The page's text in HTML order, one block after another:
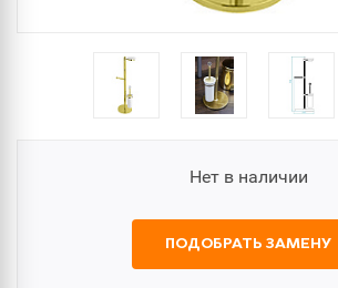
Нет в наличии
ПОДОБРАТЬ ЗАМЕНУ